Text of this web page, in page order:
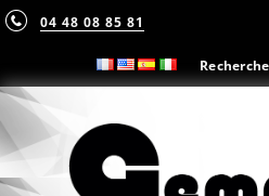
04 48 08 85 81